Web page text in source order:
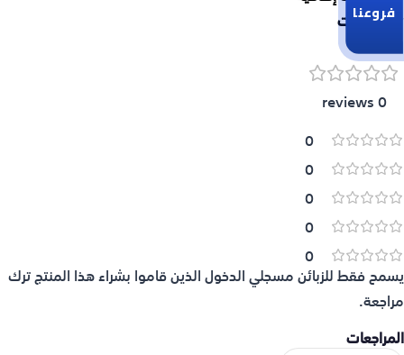
فروعنا
التقييمات
0 reviews
0
0
0
0
0
المراجعات
يسمح فقط للزبائن مسجلي الدخول الذين قاموا بشراء هذا المنتج ترك
مراجعة.